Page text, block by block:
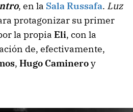
, en la Sala Russafa. Luz
protagonizar su primer
la propia Eli, con la
de, efectivamente,
, Hugo Camineroy